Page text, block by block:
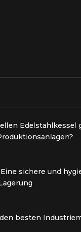
Edelstahlkessel
sichere und
besten